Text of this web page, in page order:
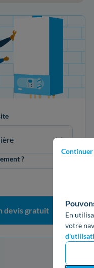
Continuer
En
votre
?
devis gratuit